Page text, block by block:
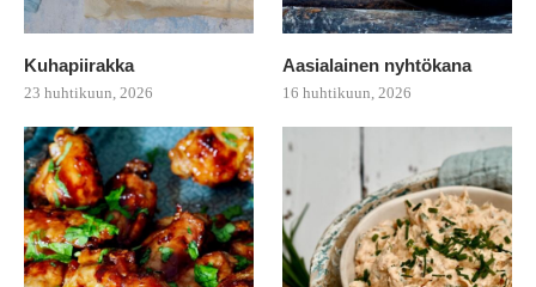
Kuhapiirakka
23 huhtikuun, 2026
Aasialainen nyhtökana
16 huhtikuun, 2026